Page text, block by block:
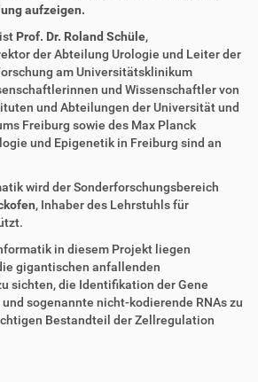
aufzeigen.
Prof. Dr. Roland Schüle,
der Abteilung Urologie und Leiter der
am Universitätsklinikum
und Wissenschaftler von
und Abteilungen der Universität und
Freiburg sowie des Max Planck
und Epigenetik in Freiburg sind an
wird der Sonderforschungsbereich
, Inhaber des Lehrstuhls für
in diesem Projekt liegen
gigantischen anfallenden
sichten, die Identifikation der Gene
sogenannte nicht-kodierende RNAs zu
Bestandteil der Zellregulation